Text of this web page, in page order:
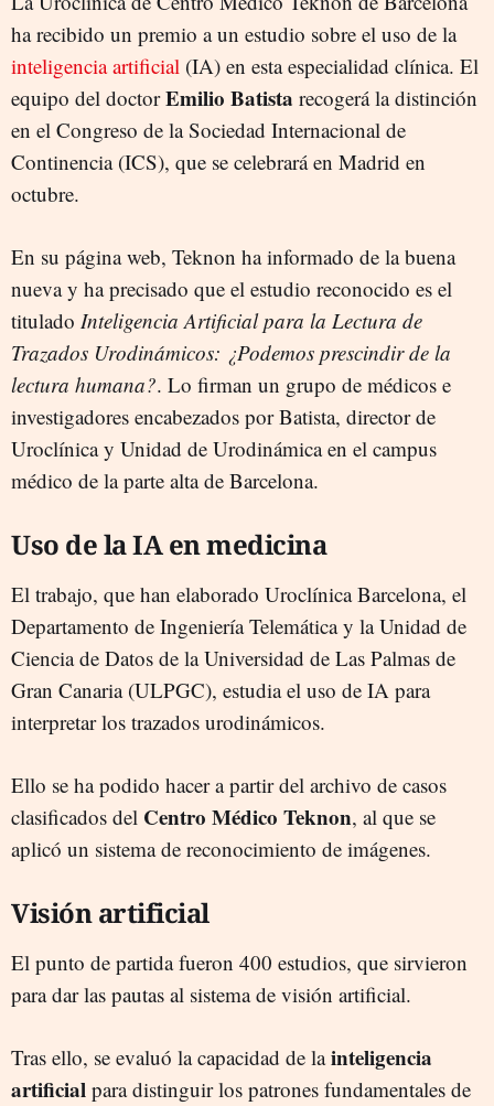
ha recibido un premio a un estudio sobre el uso de la
inteligencia artificial (IA) en esta especialidad clínica. El
equipo del doctorEmilio Batista recogerá la distinción
en el Congreso de la Sociedad Internacional de
Continencia (ICS), que se celebrará en Madrid en
octubre.
En su página web, Teknon ha informado de la buena
nueva y ha precisado que el estudio reconocido es el
titulado Inteligencia Artificial para la Lectura de
Trazados Urodinámicos: ¿Podemos prescindir de la
lectura humana?. Lo firman un grupo de médicos e
investigadores encabezados por Batista, director de
Uroclínica y Unidad de Urodinámica en el campus
médico de la parte alta de Barcelona.
Uso de la IA en medicina
El trabajo, que han elaborado Uroclínica Barcelona, el
Departamento de Ingeniería Telemática y la Unidad de
Ciencia de Datos de la Universidad de Las Palmas de
Gran Canaria (ULPGC), estudia el uso de IA para
interpretar los trazados urodinámicos.
Ello se ha podido hacer a partir del archivo de casos
clasificados del Centro Médico Teknon, al que se
aplicó un sistema de reconocimiento de imágenes.
Visión artificial
El punto de partida fueron 400 estudios, que sirvieron
para dar las pautas al sistema de visión artificial.
Tras ello, se evaluó la capacidad de lainteligencia
artificial para distinguir los patrones fundamentales de